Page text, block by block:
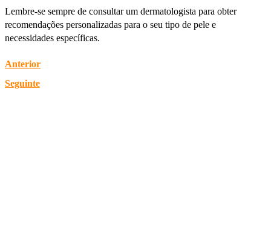
Lembre-se sempre de consultar um dermatologista para obter
recomendações personalizadas para o seu tipo de pele e
necessidades específicas.
Anterior
Seguinte